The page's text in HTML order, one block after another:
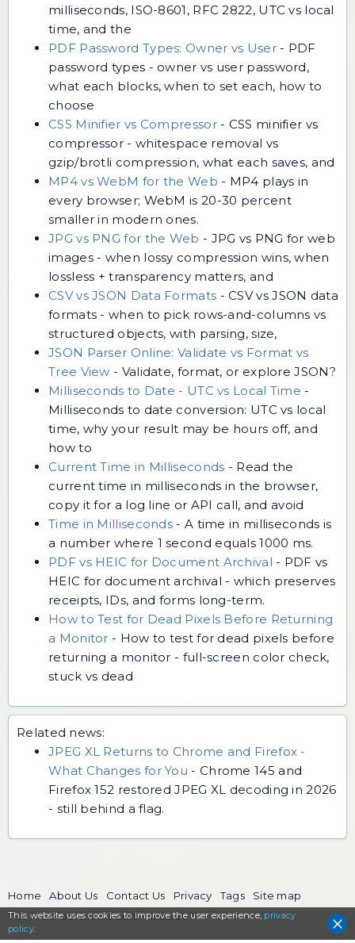
milliseconds, ISO-8601, RFC 2822, UTC vs local
time, and the
PDF Password Types: Owner vs User- PDF
password types - owner vs user password,
what each blocks, when to set each, how to
choose
CSS Minifier vs Compressor- CSS minifier vs
compressor - whitespace removal vs
gzip/brotli compression, what each saves, and
MP4 vs WebM for the Web - MP4 plays in
every browser; WebM is 20-30 percent
smaller in modern ones.
JPG vs PNG for the Web - JPG vs PNG for web
images - when lossy compression wins, when
lossless + transparency matters, and
CSV vs JSON Data Formats -CSV vs JSON data
formats - when to pick rows-and-columns vs
structured objects, with parsing, size,
JSON Parser Online: Validate vs Format vs
Tree View - Validate, format, or explore JSON?
Milliseconds to Date - UTC vs Local Time -
Milliseconds to date conversion: UTC vs local
time, why your result may be hours off, and
how to
Current Time in Milliseconds - Read the
current time in milliseconds in the browser,
copy it for a log line or API call, and avoid
Time in Milliseconds - A time in milliseconds is
a number where 1 second equals 1000 ms.
PDF vs HEIC for Document Archival - PDF vs
HEIC for document archival - which preserves
receipts, IDs, and forms long-term.
How to Test for Dead Pixels Before Returning
a Monitor - How to test for dead pixels before
returning a monitor - full-screen color check,
stuck vs dead
Related news:
JPEG XL Returns to Chrome and Firefox -
What Changes for You - Chrome 145 and
Firefox 152 restored JPEG XL decoding in 2026
- still behind a flag.
This website uses cookies toimprove the user experience, privacy
policy.
Home About Us Contact Us Privacy Tags
Site map
The FreeToolOnline.com, since 2017